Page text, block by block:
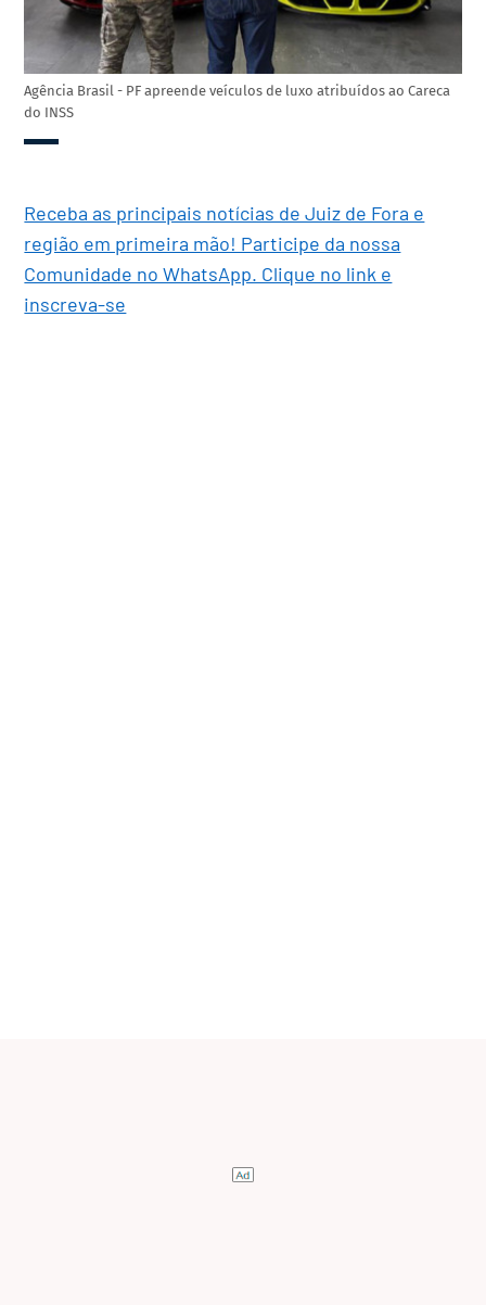
Agência Brasil - PF apreende veículos de luxo atribuídos ao Careca
do INSS
Receba as principais notícias de Juiz de Fora e
região em primeira mão! Participe da nossa
Comunidade no WhatsApp. Clique no link e
inscreva-se